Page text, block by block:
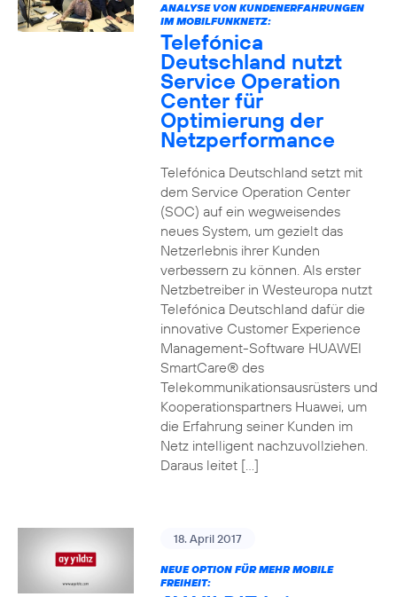
ANALYSE VON KUNDENERFAHRUNGEN
IM MOBILFUNKNETZ:
Telefónica
Deutschland nutzt
Service Operation
Center für
Optimierung der
Netzperformance
Telefónica Deutschland setzt mit
dem Service Operation Center
(SOC) auf ein wegweisendes
neues System, um gezielt das
Netzerlebnis ihrer Kunden
verbessern zu können. Als erster
Netzbetreiber in Westeuropa nutzt
Telefónica Deutschland dafür die
innovative Customer Experience
Management-Software HUAWEI
SmartCare® des
Telekommunikationsausrüsters und
Kooperationspartners Huawei, um
die Erfahrung seiner Kunden im
Netz intelligent nachzuvollziehen.
Daraus leitet […]
18. April 2017
NEUE OPTION FÜR MEHR MOBILE
FREIHEIT: